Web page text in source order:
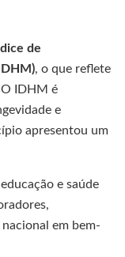
de
, o que reflete
IDHM é
e
apresentou um
e saúde
em bem-